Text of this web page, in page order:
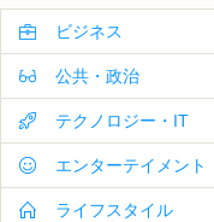
ビジネス
公共・政治
テクノロジー・IT
エンターテイメント
ライフスタイル